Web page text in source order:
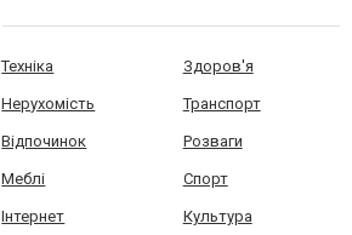
Техніка Здоров'я
Нерухомість Транспорт
Відпочинок Розваги
Меблі Спорт
Інтернет Культура